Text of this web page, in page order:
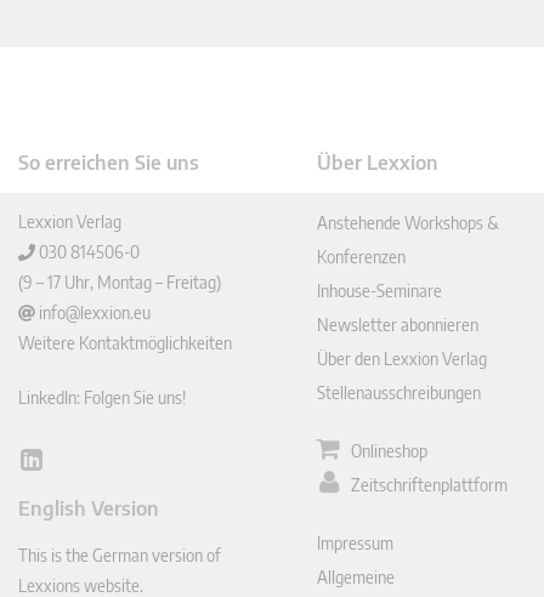
So erreichen Sie uns
Lexxion Verlag
030 814506-0
(9 – 17 Uhr, Montag – Freitag)
info@lexxion.eu
Weitere Kontaktmöglichkeiten
LinkedIn: Folgen Sie uns!
Lin
In
English Version
This is the German version of
Lexxions website.
Über Lexxion
Anstehende Workshops &
Konferenzen
Inhouse-Seminare
Newsletter abonnieren
Über den Lexxion Verlag
Stellenausschreibungen
Onlineshop
Zeitschriftenplattform
Impressum
Allgemeine